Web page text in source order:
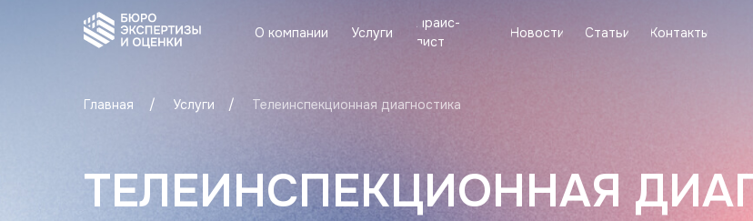
О компании Услуги
Прайс-
лист
Новости Статьи Контакты
О компании Услуги
Прайс-
лист
Новости Статьи Контакты
ТЕЛЕИНСПЕКЦИОННАЯ
Главная Услуги Телеинспекционная диагностика
/ /